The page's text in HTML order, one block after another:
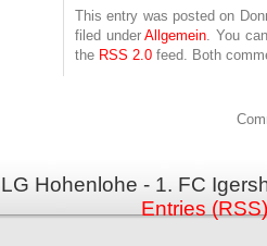
This entry was posted on
filed underAllgemein. You
the RSS 2.0 feed. Both
LG Hohenlohe - 1. FC
Entries (RSS)